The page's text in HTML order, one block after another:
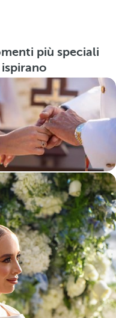
più speciali